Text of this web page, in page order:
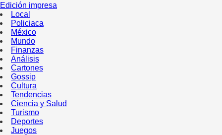
Edición impresa
Local
Policiaca
México
Mundo
Finanzas
Análisis
Cartones
Gossip
Cultura
Tendencias
Ciencia y Salud
Turismo
Deportes
Juegos